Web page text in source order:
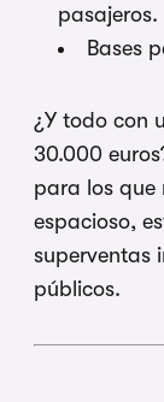
pasajeros.
Bases
¿Y todo con
30.000
para los que
espacioso,
superventas
públicos.